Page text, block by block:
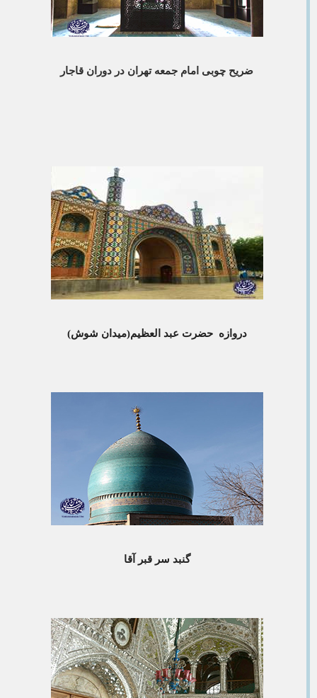
ضریح چوبی امام جمعه تهران در دوران قاجار
دروازه حضرت عبد العظیم(میدان شوش)
گنبد سر قبر آقا